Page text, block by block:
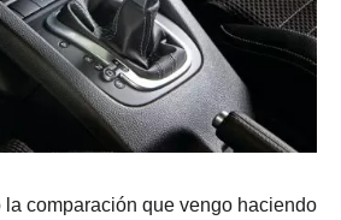
la comparación que vengo haciendo